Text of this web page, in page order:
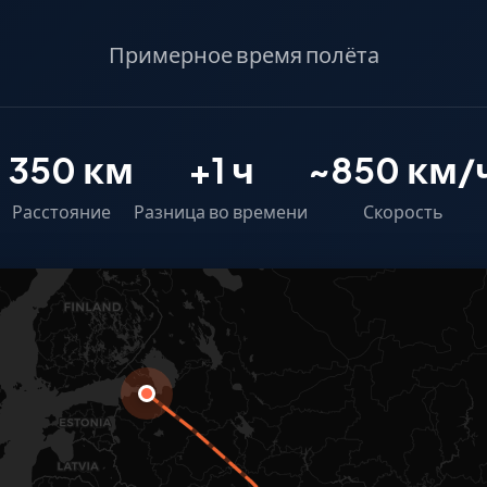
Примерное время полёта
350 км
Расстояние
+1 ч
Разница во времени
~850 км/
Скорость